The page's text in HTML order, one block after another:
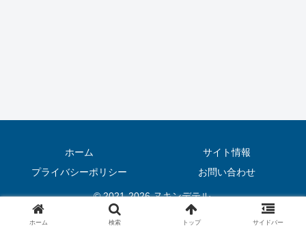
ホーム
サイト情報
プライバシーポリシー
お問い合わせ
© 2021-2026 ヌキンデテル.
ホーム 検索 トップ サイドバー